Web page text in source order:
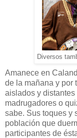
Diversos
Amanece en
de la mañana y por
aislados y
madrugadores o
sabe. Sus toques y
población que
participantes de